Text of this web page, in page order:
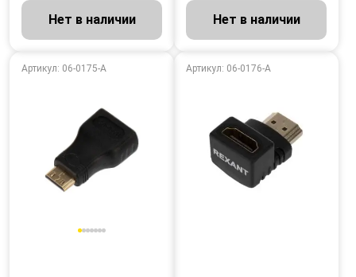
Нет в наличии
Нет в наличии
Артикул: 06-0175-A Артикул: 06-0176-A